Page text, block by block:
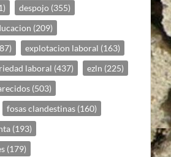
despojo (355)
(209)
explotacion laboral (163)
laboral (437) ezln (225)
(503)
fosas clandestinas (160)
(193)
(179)